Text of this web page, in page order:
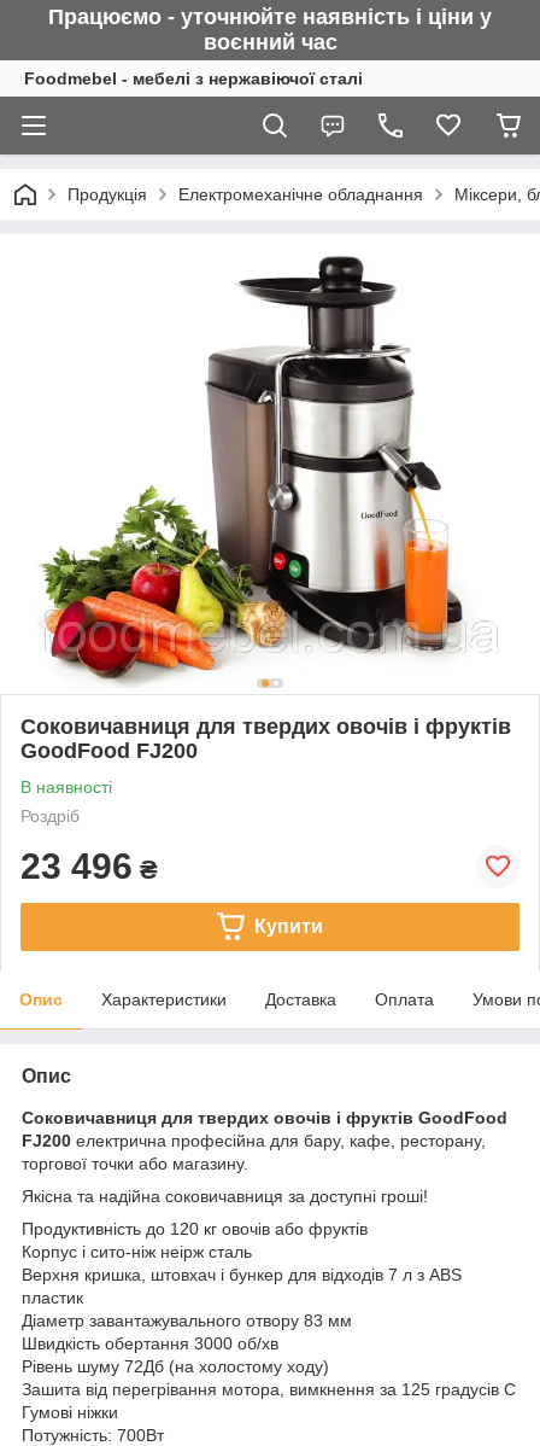
Працюємо - уточнюйте наявність і ціни у
воєнний час
Foodmebel - мебелі з нержавіючої сталі
Продукція Електромеханічне обладнання Міксери,
Соковичавниця для твердих овочів і фруктів
GoodFood FJ200
В наявності
Роздріб
23 496 ₴
Купити
Опис Характеристики Доставка Оплата Умови
Опис
Соковичавниця для твердих овочів і фруктів GoodFood
FJ200 електрична професійна для бару, кафе, ресторану,
торгової точки або магазину.
Якісна та надійна соковичавниця за доступні гроші!
Продуктивність до 120 кг овочів або фруктів
Корпус і сито-ніж неірж сталь
Верхня кришка, штовхач і бункер для відходів 7 л з ABS
пластик
Діаметр завантажувального отвору 83 мм
Швидкість обертання 3000 об/хв
Рівень шуму 72Дб (на холостому ходу)
Зашита від перегрівання мотора, вимкнення за 125 градусів С
Гумові ніжки
Потужність: 700Вт